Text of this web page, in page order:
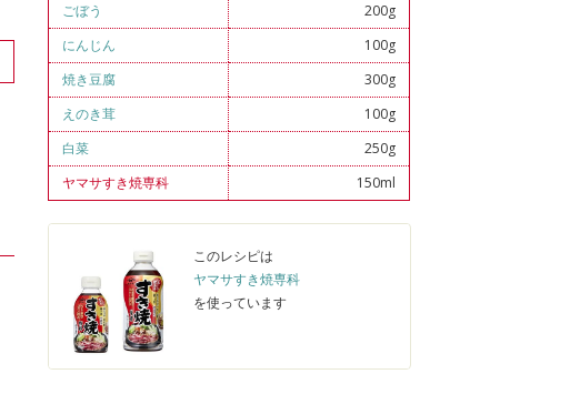
ごぼう
200g
にんじん
100g
焼き豆腐
300g
えのき茸
100g
白菜
250g
ヤマサすき焼専科
150ml
このレシピは
ヤマサすき焼専科
を使っています